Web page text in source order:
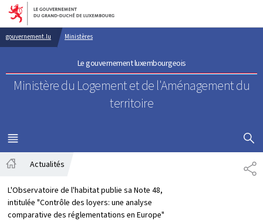
Aller au menu principal
Aller au contenu
gouvernement.lu Ministères
Le gouvernement luxembourgeois
Ministère du Logementet de l'Aménagement du
territoire
MENU
PRINCIPAL
Actualités
L'Observatoire de l'habitat publie sa Note 48,
intitulée "Contrôle des loyers: une analyse
comparative des réglementations en Europe"